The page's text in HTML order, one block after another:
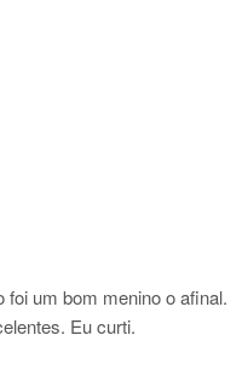
foi um bom menino o afinal.
Eu curti.